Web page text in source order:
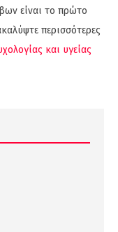
είναι το πρώτο
περισσότερες
και υγείας